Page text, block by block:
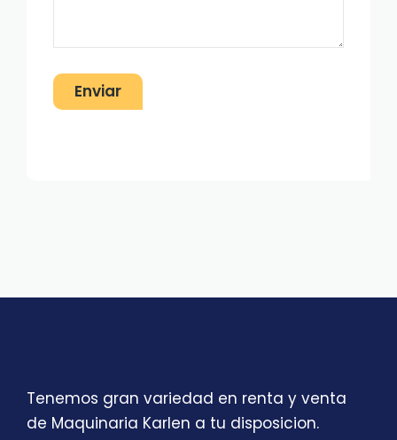
Tenemos gran variedad en renta y venta
de Maquinaria Karlen a tu disposicion.